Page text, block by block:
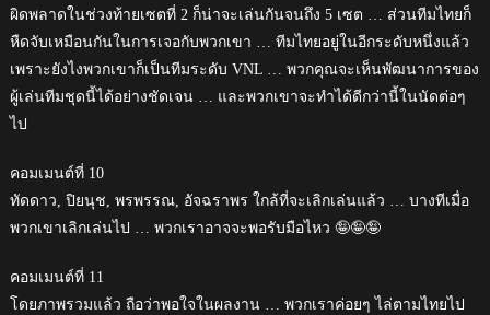
ผิดพลาดในช่วงท้ายเซตที่ 2 ก็น่าจะเล่นกันจนถึง 5 เซต … ส่วนทีมไทยก็
หืดจับเหมือนกันในการเจอกับพวกเขา … ทีมไทยอยู่ในอีกระดับหนึ่งแล้ว
เพราะยังไงพวกเขาก็เป็นทีมระดับ VNL … พวกคุณจะเห็นพัฒนาการของ
ผู้เล่นทีมชุดนี้ได้อย่างชัดเจน … และพวกเขาจะทำได้ดีกว่านี้ในนัดต่อๆ
ไป
คอมเมนต์ที่ 10
ทัดดาว, ปิยนุช, พรพรรณ, อัจฉราพร ใกล้ที่จะเลิกเล่นแล้ว … บางทีเมื่อ
พวกเขาเลิกเล่นไป … พวกเราอาจจะพอรับมือไหว 🤪🤪🤪
คอมเมนต์ที่ 11
โดยภาพรวมแล้ว ถือว่าพอใจในผลงาน … พวกเราค่อยๆ ไล่ตามไทยไป